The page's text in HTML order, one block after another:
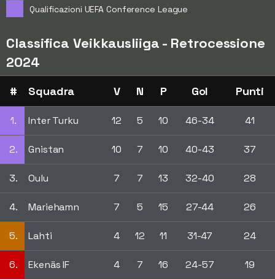
Qualificazioni UEFA Conference League
Classifica Veikkausliiga - Retrocessione
2024
# Squadra V N P Gol Punti
1. Inter Turku 12 5 10 46-34 41
2. Gnistan 10 7 10 40-43 37
3. Oulu 7 7 13 32-40 28
4. Mariehamn 7 5 15 27-44 26
5. Lahti 4 12 11 31-47 24
6. Ekenäs IF 4 7 16 24-57 19